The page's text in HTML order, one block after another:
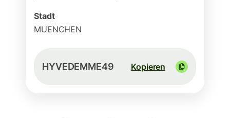
Stadt
MUENCHEN
HYVEDEMME49 Kopieren